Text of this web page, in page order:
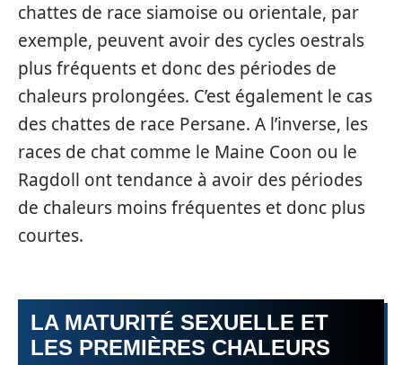
chattes de race siamoise ou orientale, par
exemple, peuvent avoir des cycles oestrals
plus fréquents et donc des périodes de
chaleurs prolongées. C’est également le cas
des chattes de race Persane. A l’inverse, les
races de chat comme le Maine Coon ou le
Ragdoll ont tendance à avoir des périodes
de chaleurs moins fréquentes et donc plus
courtes.
LA MATURITÉ SEXUELLE ET
LES PREMIÈRES CHALEURS